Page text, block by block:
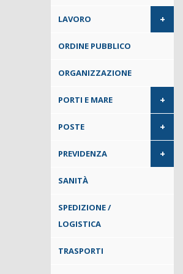
LAVORO +
ORDINE PUBBLICO
ORGANIZZAZIONE
PORTI E MARE +
POSTE +
PREVIDENZA +
SANITÀ
SPEDIZIONE /
LOGISTICA
TRASPORTI